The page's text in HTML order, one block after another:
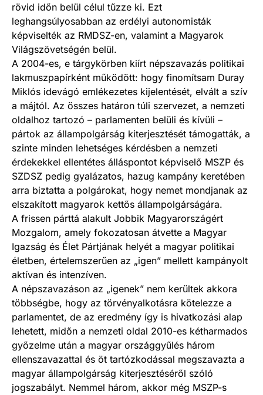
rövid időn belül célul tűzze ki. Ezt
leghangsúlyosabban az erdélyi autonomisták
képviselték az RMDSZ-en, valamint a Magyarok
Világszövetségén belül.
A 2004-es, e tárgykörben kiírt népszavazás politikai
lakmuszpapírként működött: hogy finomítsam Duray
Miklós idevágó emlékezetes kijelentését, elvált a szív
a májtól. Az összes határon túli szervezet, a nemzeti
oldalhoz tartozó – parlamenten belüli és kívüli –
pártok az állampolgárság kiterjesztését támogatták, a
szinte minden lehetséges kérdésben a nemzeti
érdekekkel ellentétes álláspontot képviselő MSZP és
SZDSZ pedig gyalázatos, hazug kampány keretében
arra biztatta a polgárokat, hogy nemet mondjanak az
elszakított magyarok kettős állampolgárságára.
A frissen párttá alakult Jobbik Magyarországért
Mozgalom, amely fokozatosan átvette a Magyar
Igazság és Élet Pártjának helyét a magyar politikai
életben, értelemszerűen az „igen” mellett kampányolt
aktívan és intenzíven.
A népszavazáson az „igenek” nem kerültek akkora
többségbe, hogy az törvényalkotásra kötelezze a
parlamentet, de az eredmény így is hivatkozási alap
lehetett, midőn a nemzeti oldal 2010-es kétharmados
győzelme után a magyar országgyűlés három
ellenszavazattal és öt tartózkodással megszavazta a
magyar állampolgárság kiterjesztéséről szóló
jogszabályt. Nemmel három, akkor még MSZP-s